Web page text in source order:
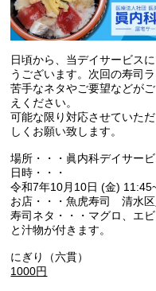
日頃から、当デイサービス
うございます。次回の寿司
苦手なネタやご要望などが
えください。
可能な限り対応させていた
しくお願い致します。
場所・・・眞内科デイサー
日時・・・
令和7年10月 10日 (金)
お店・・・魚虎寿司 清水区
寿司ネタ・・・マグロ、エ
と汁物が付きます。
にぎり（六貫）
1000円